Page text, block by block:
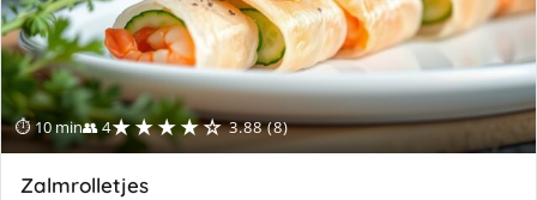
⏱ 10 min👥 4★★★★☆ 3.88 (8)
Zalmrolletjes